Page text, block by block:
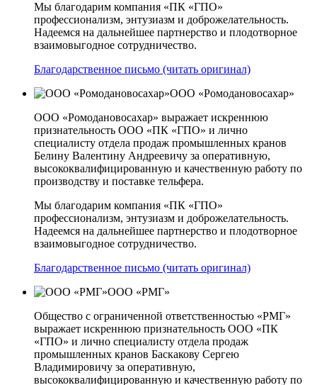
Мы благодарим компания «ПК «ГПО»
профессионализм, энтузиазм и доброжелательность.
Надеемся на дальнейшее партнерство и плодотворное
взаимовыгодное сотрудничество.
Благодарственное письмо (читать оригинал)
ООО «Ромодановосахар»
ООО «Ромодановосахар» выражает искреннюю
признательность ООО «ПК «ГПО» и лично
специалисту отдела продаж промышленных кранов
Белину Валентину Андреевичу за оперативную,
высококвалифицированную и качественную работу по
производству и поставке тельфера.
Мы благодарим компания «ПК «ГПО»
профессионализм, энтузиазм и доброжелательность.
Надеемся на дальнейшее партнерство и плодотворное
взаимовыгодное сотрудничество.
Благодарственное письмо (читать оригинал)
ООО «РМГ»
Общество с ограниченной ответственностью «РМГ»
выражает искреннюю признательность ООО «ПК
«ГПО» и лично специалисту отдела продаж
промышленных кранов Баскакову Сергею
Владимировичу за оперативную,
высококвалифицированную и качественную работу по